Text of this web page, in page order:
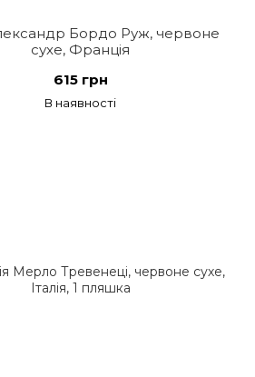
Бордо Руж, червоне
сухе, Франція
615 грн
В наявності